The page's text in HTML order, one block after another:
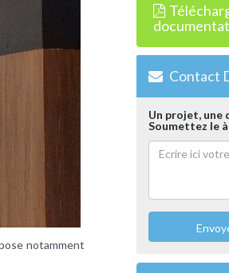
notamment
Contact
Un projet, une
Soumettez le